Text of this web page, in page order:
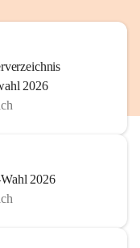
2026
2026